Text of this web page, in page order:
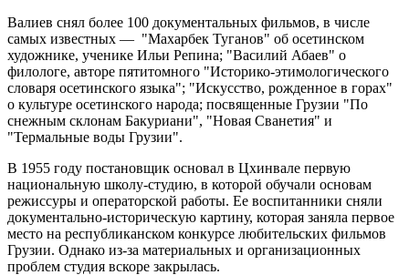
Валиев снял более 100 документальных фильмов, в числе
самых известных — "Махарбек Туганов" об осетинском
художнике, ученике Ильи Репина; "Василий Абаев" о
филологе, авторе пятитомного "Историко-этимологического
словаря осетинского языка"; "Искусство, рожденное в горах"
о культуре осетинского народа; посвященные Грузии "По
снежным склонам Бакуриани", "Новая Сванетия" и
"Термальные воды Грузии".
В 1955 году постановщик основал в Цхинвале первую
национальную школу-студию, в которой обучали основам
режиссуры и операторской работы. Ее воспитанники сняли
документально-историческую картину, которая заняла первое
место на республиканском конкурсе любительских фильмов
Грузии. Однако из-за материальных и организационных
проблем студия вскоре закрылась.